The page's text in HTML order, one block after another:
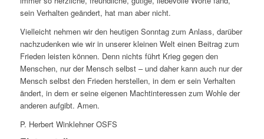
sein Verhalten geändert, hat man aber nicht.
Vielleicht nehmen wir den heutigen Sonntag zum Anlass, darüber
nachzudenken wie wir in unserer kleinen Welt einen Beitrag zum
Frieden leisten können. Denn nichts führt Krieg gegen den
Menschen, nur der Mensch selbst – und daher kann auch nur der
Mensch selbst den Frieden herstellen, in dem er sein Verhalten
ändert, in dem er seine eigenen Machtinteressen zum Wohle der
anderen aufgibt. Amen.
P. Herbert Winklehner OSFS